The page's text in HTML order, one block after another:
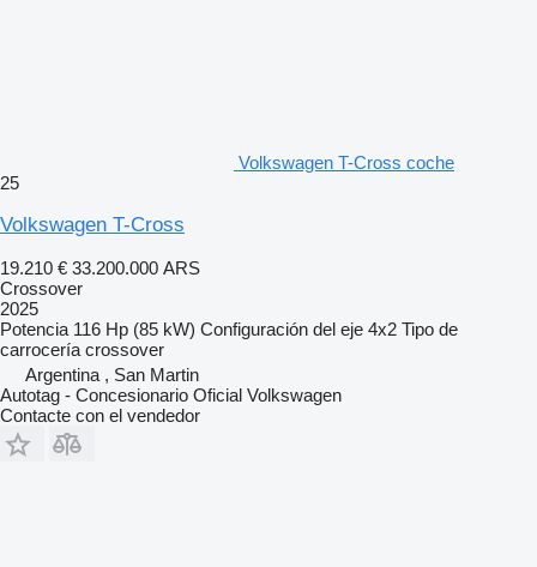
Volkswagen T-Cross coche
25
Volkswagen T-Cross
19.210 € 33.200.000 ARS
Crossover
2025
Potencia 116 Hp (85 kW) Configuración del eje 4x2 Tipo de
carrocería crossover
Argentina , San Martin
Autotag - Concesionario Oficial Volkswagen
Contacte con el vendedor